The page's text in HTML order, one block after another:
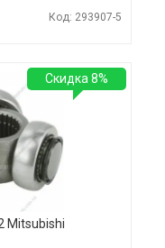
Код: 293907-5
Mitsubishi
Скидка 8%